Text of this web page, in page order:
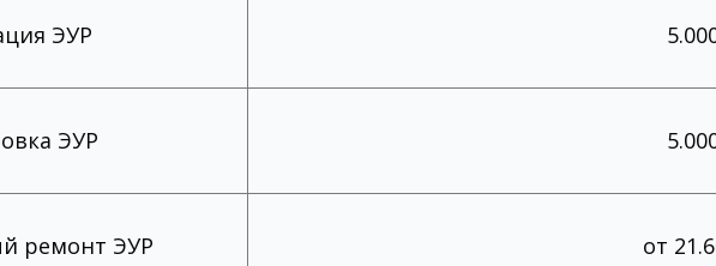
ЭУР
ЭУР
ремонт ЭУР от